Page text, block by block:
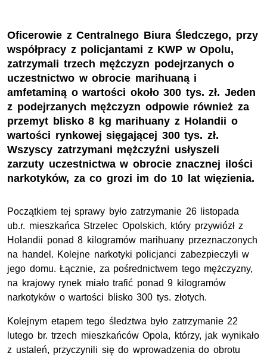
Oficerowie z Centralnego Biura Śledczego, przy
współpracy z policjantami z KWP w Opolu,
zatrzymali trzech mężczyzn podejrzanych o
uczestnictwo w obrocie marihuaną i
amfetaminą o wartości około 300 tys. zł. Jeden
z podejrzanych mężczyzn odpowie również za
przemyt blisko 8 kg marihuany z Holandii o
wartości rynkowej sięgającej 300 tys. zł.
Wszyscy zatrzymani mężczyźni usłyszeli
zarzuty uczestnictwa w obrocie znacznej ilości
narkotyków, za co grozi im do 10 lat więzienia.
Początkiem tej sprawy było zatrzymanie 26 listopada
ub.r. mieszkańca Strzelec Opolskich, który przywiózł z
Holandii ponad 8 kilogramów marihuany przeznaczonych
na handel. Kolejne narkotyki policjanci zabezpieczyli w
jego domu. Łącznie, za pośrednictwem tego mężczyzny,
na krajowy rynek miało trafić ponad 9 kilogramów
narkotyków o wartości blisko 300 tys. złotych.
Kolejnym etapem tego śledztwa było zatrzymanie 22
lutego br. trzech mieszkańców Opola, którzy, jak wynikało
z ustaleń, przyczynili się do wprowadzenia do obrotu